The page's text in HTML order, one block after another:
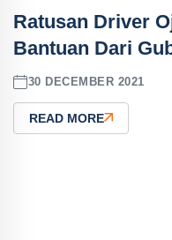
Ratusan Driver
Bantuan Dari
30 DECEMBER 2021
READ MORE